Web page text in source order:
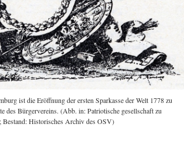
ist die Eröffnung der ersten Sparkasse der Welt 1778 zu
des Bürgervereins. (Abb. in: Patriotische gesellschaft zu
Historisches Archiv des OSV)